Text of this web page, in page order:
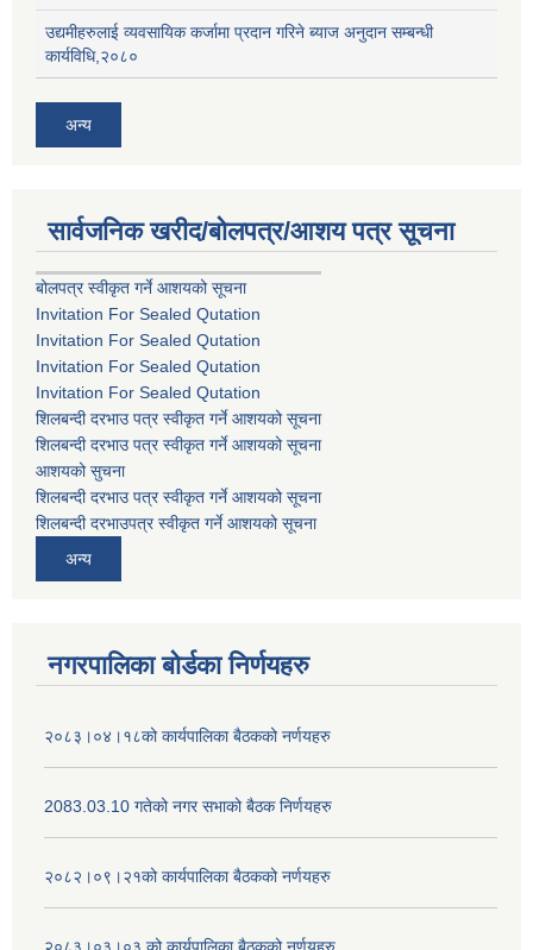
उद्यमीहरुलाई व्यवसायिक कर्जामा प्रदान गरिने ब्याज अनुदान सम्बन्धी
कार्यविधि,२०८०
अन्य
सार्वजनिक खरीद/बोलपत्र/आशय पत्र सूचना
बोलपत्र स्वीकृत गर्ने आशयको सूचना
Invitation For Sealed Qutation
Invitation For Sealed Qutation
Invitation For Sealed Qutation
Invitation For Sealed Qutation
शिलबन्दी दरभाउ पत्र स्वीकृत गर्ने आशयको सूचना
शिलबन्दी दरभाउ पत्र स्वीकृत गर्ने आशयको सूचना
आशयको सुचना
शिलबन्दी दरभाउ पत्र स्वीकृत गर्ने आशयको सूचना
शिलबन्दी दरभाउपत्र स्वीकृत गर्ने आशयको सूचना
अन्य
नगरपालिका बोर्डका निर्णयहरु
२०८३।०४।१८को कार्यपालिका बैठकको नर्णयहरु
2083.03.10 गतेको नगर सभाको बैठक निर्णयहरु
२०८२।०९।२१को कार्यपालिका बैठकको नर्णयहरु